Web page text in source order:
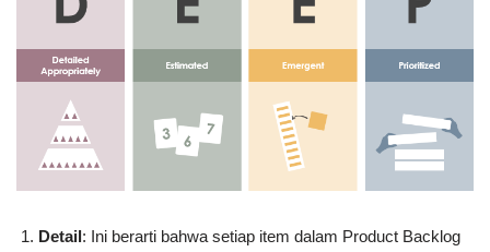
Detail : Ini berarti bahwa setiap item dalam Product Backlog